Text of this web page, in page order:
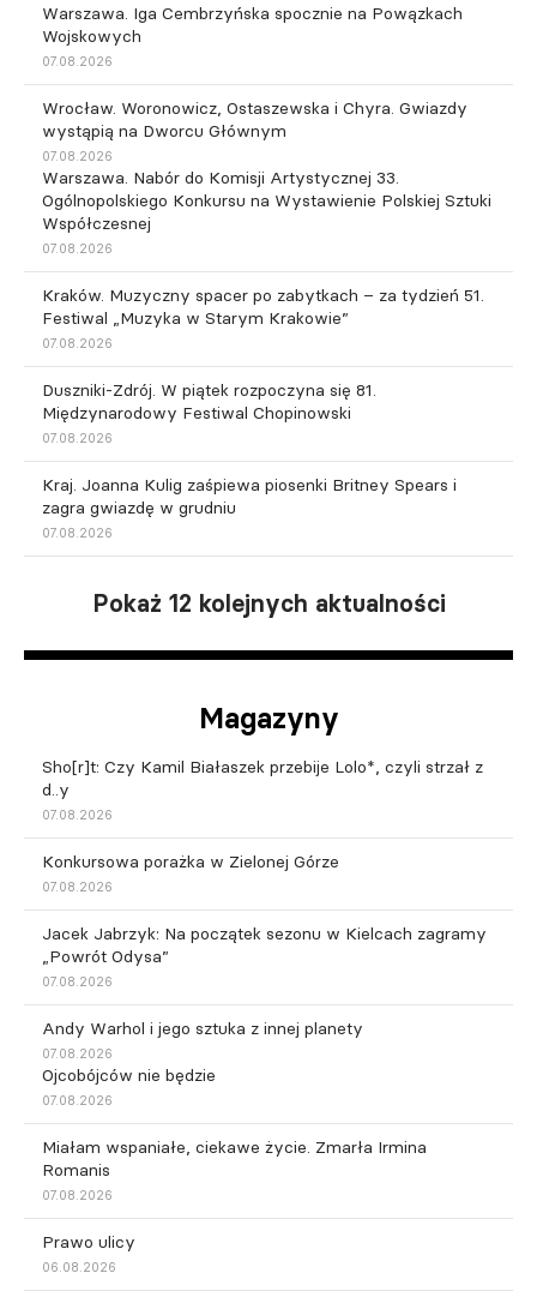
Warszawa. Iga Cembrzyńska spocznie na Powązkach
Wojskowych
07.08.2026
Wrocław. Woronowicz, Ostaszewska i Chyra. Gwiazdy
wystąpią na Dworcu Głównym
07.08.2026
Warszawa. Nabór do Komisji Artystycznej 33.
Ogólnopolskiego Konkursu na Wystawienie Polskiej Sztuki
Współczesnej
07.08.2026
Kraków. Muzyczny spacer po zabytkach – za tydzień 51.
Festiwal „Muzyka w Starym Krakowie”
07.08.2026
Duszniki-Zdrój. W piątek rozpoczyna się 81.
Międzynarodowy Festiwal Chopinowski
07.08.2026
Kraj. Joanna Kulig zaśpiewa piosenki Britney Spears i
zagra gwiazdę w grudniu
07.08.2026
Pokaż 12 kolejnych aktualności
Magazyny
Sho[r]t: Czy Kamil Białaszek przebije Lolo*, czyli strzał z
d..y
07.08.2026
Konkursowa porażka w Zielonej Górze
07.08.2026
Jacek Jabrzyk: Na początek sezonu w Kielcach zagramy
„Powrót Odysa”
07.08.2026
Andy Warhol i jego sztuka z innej planety
07.08.2026
Ojcobójców nie będzie
07.08.2026
Miałam wspaniałe, ciekawe życie. Zmarła Irmina
Romanis
07.08.2026
Prawo ulicy
06.08.2026